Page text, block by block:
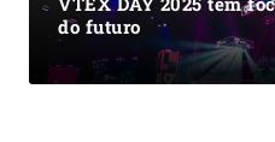
do futuro